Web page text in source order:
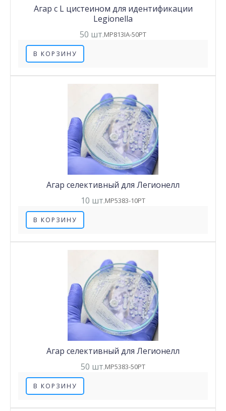
Агар с L цистеином для идентификации
Legionella
50 шт.MP813IA-50PT
В КОРЗИНУ
Агар селективный для Легионелл
10 шт.MP5383-10PT
В КОРЗИНУ
Агар селективный для Легионелл
50 шт.MP5383-50PT
В КОРЗИНУ